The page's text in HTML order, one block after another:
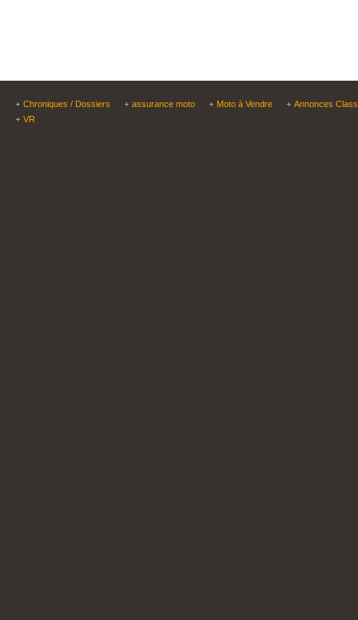
Chroniques / Dossiers assurance moto Moto à Vendre
Annonces
VR